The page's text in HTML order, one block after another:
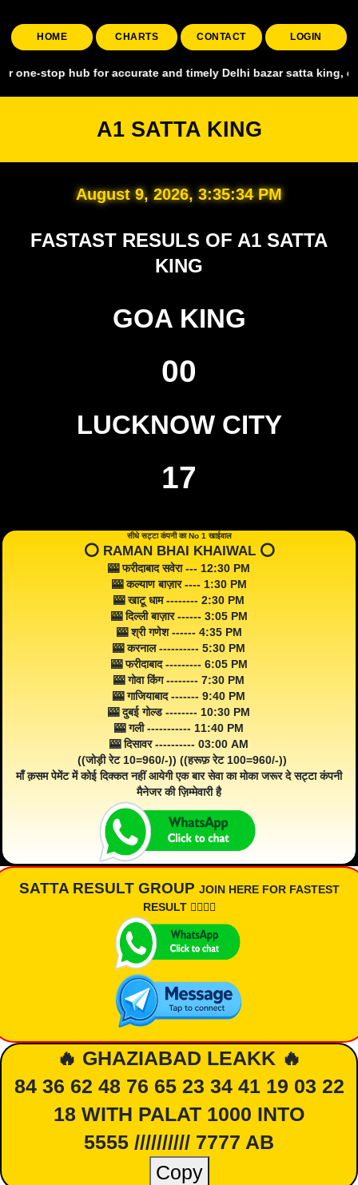
HOME CHARTS CONTACT LOGIN
hub for accurate and timely Delhi bazar satta king, covering
A1 SATTA KING
August 9, 2026, 3:35:35 PM
FASTAST RESULS OF A1 SATTA
KING
GOA KING
00
LUCKNOW CITY
17
सीधे सट्टा कंपनी का No 1 खाईवाल
⭕️ RAMAN BHAI KHAIWAL ⭕️
🎰 फरीदाबाद सवेरा --- 12:30 PM
🎰 कल्याण बाज़ार ---- 1:30 PM
🎰 खाटू धाम -------- 2:30 PM
🎰 दिल्ली बाज़ार ------ 3:05 PM
🎰 श्री गणेश ------ 4:35 PM
🎰 करनाल ---------- 5:30 PM
🎰 फरीदाबाद --------- 6:05 PM
🎰 गोवा किंग -------- 7:30 PM
🎰 गाजियाबाद ------- 9:40 PM
🎰 दुबई गोल्ड -------- 10:30 PM
🎰 गली ----------- 11:40 PM
🎰 दिसावर ---------- 03:00 AM
((जोड़ी रेट 10=960/-)) ((हरूफ़ रेट 100=960/-))
माँ क़सम पेमेंट में कोई दिक्कत नहीं आयेगी एक बार सेवा का मोका जरूर दे सट्टा कंपनी
मैनेजर की ज़िम्मेवारी है
SATTA RESULT GROUP JOIN HERE FOR FASTEST
RESULT 👇🏾👇🏾
🔥 GHAZIABAD LEAKK 🔥
84 36 62 48 76 65 23 34 41 19 03 22
18 WITH PALAT 1000 INTO
5555 ////////// 7777 AB
Copy